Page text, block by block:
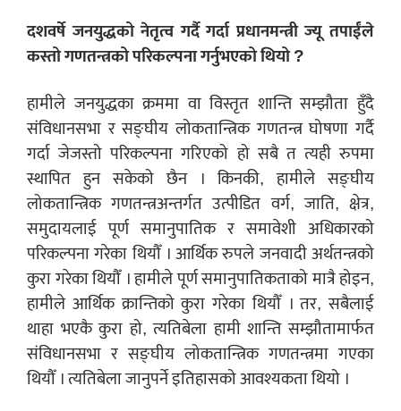
दशवर्षे जनयुद्धको नेतृत्व गर्दै गर्दा प्रधानमन्त्री ज्यू तपाईंले
कस्तो गणतन्त्रको परिकल्पना गर्नुभएको थियो ?
हामीले जनयुद्धका क्रममा वा विस्तृत शान्ति सम्झौता हुँदै
संविधानसभा र सङ्घीय लोकतान्त्रिक गणतन्त्र घोषणा गर्दै
गर्दा जेजस्तो परिकल्पना गरिएको हो सबै त त्यही रुपमा
स्थापित हुन सकेको छैन । किनकी, हामीले सङ्घीय
लोकतान्त्रिक गणतन्त्रअन्तर्गत उत्पीडित वर्ग, जाति, क्षेत्र,
समुदायलाई पूर्ण समानुपातिक र समावेशी अधिकारको
परिकल्पना गरेका थियौँ । आर्थिक रुपले जनवादी अर्थतन्त्रको
कुरा गरेका थियौँ । हामीले पूर्ण समानुपातिकताको मात्रै होइन,
हामीले आर्थिक क्रान्तिको कुरा गरेका थियौँ । तर, सबैलाई
थाहा भएकै कुरा हो, त्यतिबेला हामी शान्ति सम्झौतामार्फत
संविधानसभा र सङ्घीय लोकतान्त्रिक गणतन्त्रमा गएका
थियौँ । त्यतिबेला जानुपर्ने इतिहासको आवश्यकता थियो ।